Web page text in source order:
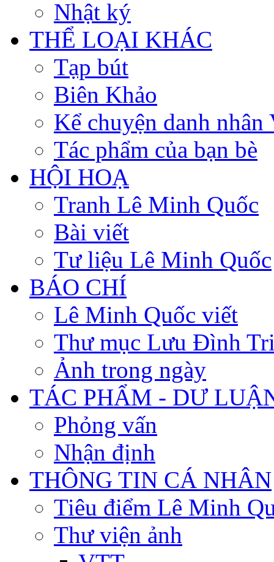
Nhật ký
THỂ LOẠI KHÁC
Tạp bút
Biên Khảo
Kể chuyện danh nhân
Tác phẩm của bạn bè
HỘI HOẠ
Tranh Lê Minh Quốc
Bài viết
Tư liệu Lê Minh Quốc
BÁO CHÍ
Lê Minh Quốc viết
Thư mục Lưu Đình
Ảnh trong ngày
TÁC PHẨM - DƯ
Phỏng vấn
Nhận định
THÔNG TIN CÁ NHÂN
Tiêu điểm Lê Minh
Thư viện ảnh